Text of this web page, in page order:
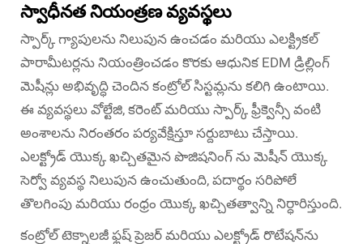
స్వాధీనత నియంత్రణ వ్యవస్థలు
స్పార్క్ గ్యాపులను నిలుపున ఉంచడం మరియు ఎలక్ట్రికల్
పారామీటర్లను నియంత్రించడం కొరకు ఆధునిక EDM డ్రిల్లింగ్
మెషీన్లు అభివృద్ధి చెందిన కంట్రోల్ సిస్టమ్లను కలిగి ఉంటాయి.
ఈ వ్యవస్థలు వోల్టేజి, కరెంట్ మరియు స్పార్క్ ఫ్రీక్వెన్సీ వంటి
అంశాలను నిరంతరం పర్యవేక్షిస్తూ సర్దుబాటు చేస్తాయి.
ఎలక్ట్రోడ్ యొక్క ఖచ్చితమైన పొజిషనింగ్ ను మెషీన్ యొక్క
సెర్వో వ్యవస్థ నిలుపున ఉంచుతుంది, పదార్థం సరిపోలే
తొలగింపు మరియు రంధ్రం యొక్క ఖచ్చితత్వాన్ని నిర్ధారిస్తుంది.
కంట్రోల్ టెక్నాలజీ ఫ్లష్ ప్రెజర్ మరియు ఎలక్ట్రోడ్ రొటేషన్‌ను